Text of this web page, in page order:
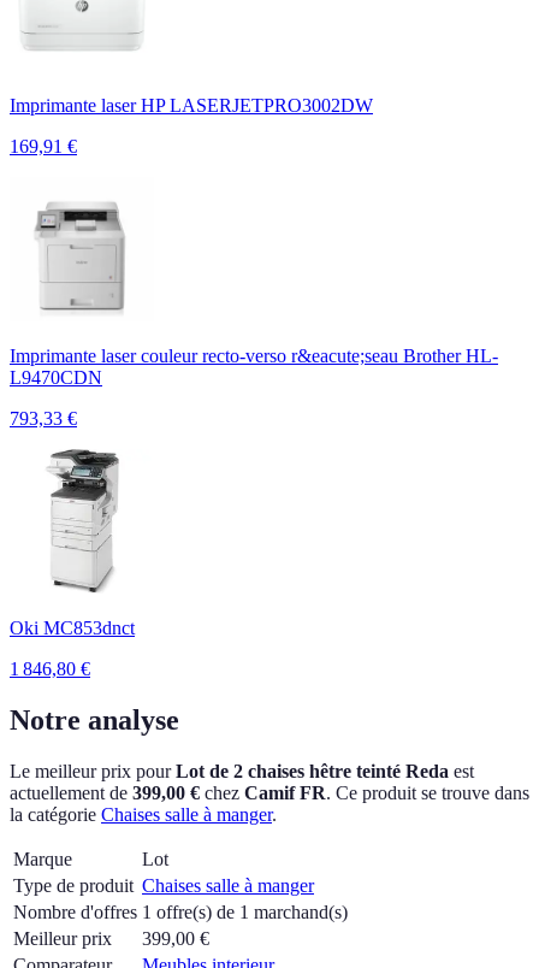
Imprimante laser HP LASERJETPRO3002DW
169,91 €
Imprimante laser couleur recto-verso r&eacute;seau Brother HL-
L9470CDN
793,33 €
Oki MC853dnct
1 846,80 €
Notre analyse
Le meilleur prix pourLot de 2 chaises hêtre teinté Reda est
actuellement de 399,00 € chez Camif FR. Ce produit se trouve dans
la catégorie Chaises salle à manger.
Marque
Lot
Type de produit Chaises salle à manger
Nombre d'offres 1 offre(s) de 1 marchand(s)
Meilleur prix
399,00 €